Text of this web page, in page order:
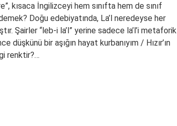
kısaca İngilizceyi hem sınıfta hem de sınıf
Doğu edebiyatında, La’l neredeyse her
Şairler “leb-i la’l” yerine sadece la’l’i metaforik
düşkünü bir aşığın hayat kurbanıyım / Hızır’ın
renktir?…